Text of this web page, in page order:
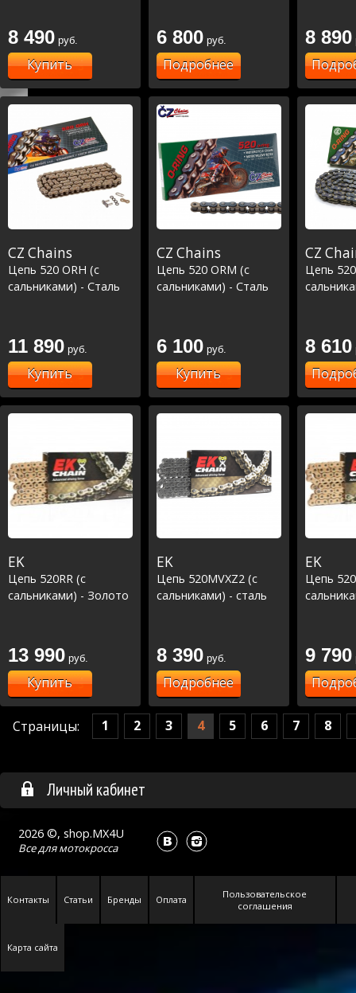
8 490 руб.
Купить
6 800 руб.
Подробнее
8 890
CZ Chains
Цепь 520 ORH (с
сальниками) - Сталь
11 890 руб.
Купить
CZ Chains
Цепь 520 ORM (с
сальниками) - Сталь
6 100 руб.
Купить
CZ
Цепь
8 610
EK
Цепь 520RR (с
сальниками) - Золото
13 990 руб.
Купить
EK
Цепь 520MVXZ2 (с
сальниками) - сталь
8 390 руб.
Подробнее
EK
Цепь
9 790
Страницы: 1 2 3 4 5 6 7 8
Личный кабинет
2026 ©, shop.MX4U
Все длямотокросса
Контакты Статьи Бренды Оплата
Пользовательское
соглашения
Карта сайта